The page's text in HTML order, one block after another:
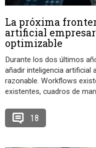
La próxima
artificial
optimizable
Durante los dos últimos
añadir inteligencia artificial
razonable. Workflows
existentes, cuadros de
18